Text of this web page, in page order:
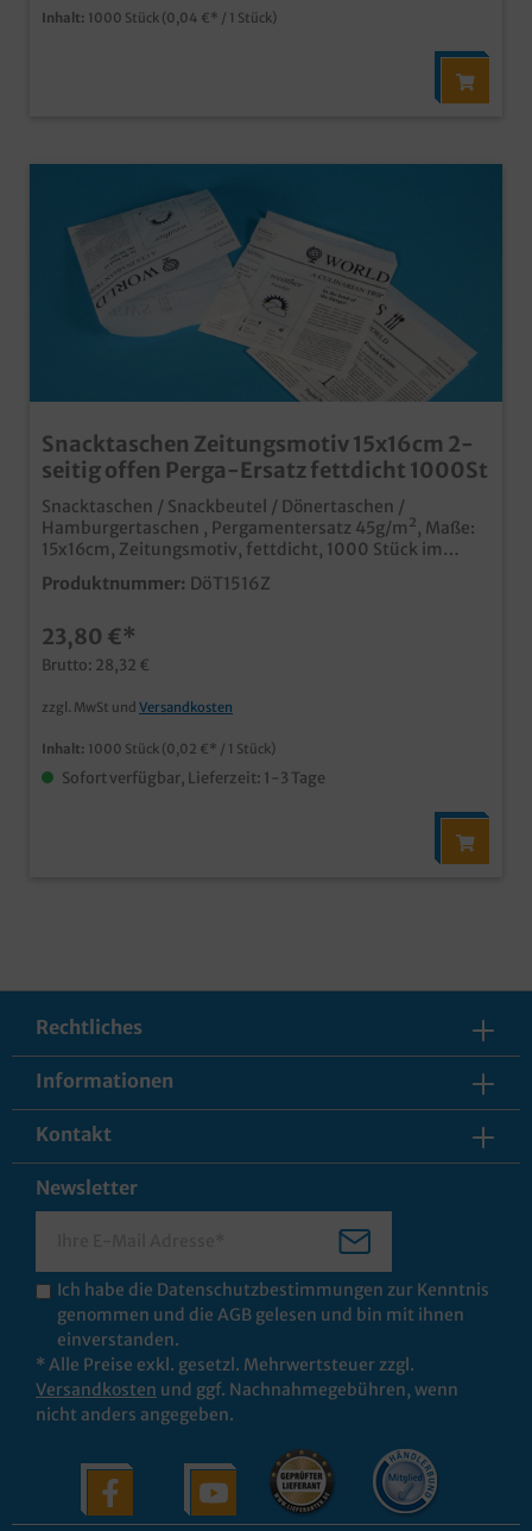
Inhalt: 1000 Stück (0,04 €* / 1 Stück)
Snacktaschen Zeitungsmotiv 15x16cm 2-
seitig offen Perga-Ersatz fettdicht 1000St
Snacktaschen / Snackbeutel / Dönertaschen /
Hamburgertaschen , Pergamentersatz 45g/m², Maße:
15x16cm, Zeitungsmotiv, fettdicht, 1000 Stück im
Karton praktische Anfass- und Servierhilfe für Burger,
Sandwiches, Döner, Gyros, Fladenbrot, usw. modernes
Lieferservice fett- und feuchtigkeitsabweisendes
Pergamentersatz Papier individuell bedruckbar bereits
ab 50.000 Stück, auch in anderen Abmessungen
Produktnummer: DöT1516Z
23,80 €*
Brutto: 28,32 €
zzgl. MwSt und Versandkosten
Inhalt: 1000 Stück (0,02 €* / 1 Stück)
Sofort verfügbar, Lieferzeit: 1-3 Tage
Rechtliches
Informationen
Kontakt
Newsletter
Ich habe die Datenschutzbestimmungen zur Kenntnis
genommen und die AGB gelesen und bin mit ihnen
einverstanden.
* Alle Preise exkl. gesetzl. Mehrwertsteuer zzgl.
Versandkosten und ggf. Nachnahmegebühren, wenn
nicht anders angegeben.